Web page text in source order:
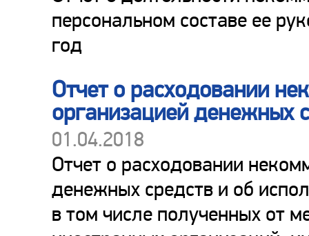
персональном составе ее
год
Отчет о расходовании
организацией денежных
01.04.2018
Отчет о расходовании
денежных средств и об
в том числе полученных от